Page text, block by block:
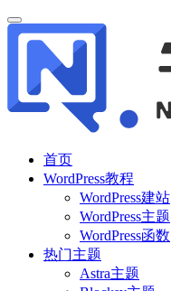
首页
WordPress教程
WordPress建站
WordPress主题
WordPress函数
热门主题
Astra主题